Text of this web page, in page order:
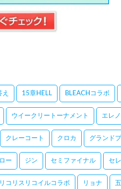
15章HELL BLEACHコラボ
ウイークリートーナメント エレ
クレーコート クロカ グランド
ー ジン セミファイナル セ
リコリスリコイルコラボ リョナ